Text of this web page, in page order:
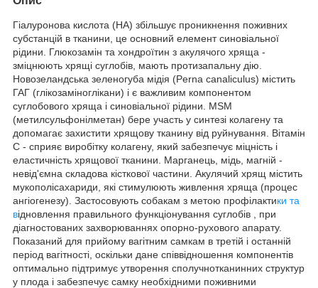
Гіалуронова кислота (HA) збільшує проникнення поживних
субстанцій в тканини, це основний елемент синовіальної
рідини. Глюкозамін та хондроїтин з акулячого хряща -
зміцнюють хрящі суглобів, мають протизапальну дію.
Новозеландська зеленогуба мідія (Perna canaliculus) містить
ГАГ (глікозаміноглікани) і є важливим компонентом
суглобового хряща і синовіальної рідини. MSM
(метилсульфонілметан) бере участь у синтезі колагену та
допомагає захистити хрящову тканину від руйнування. Вітамін
С - сприяє виробітку колагену, який забезпечує міцність і
еластичність хрящової тканини. Марганець, мідь, магній -
невід'ємна складова кісткової частини. Акулячий хрящ містить
мукополісахариди, які стимулюють живлення хряща (процес
ангіогенезу). Застосовують собакам з метою профілактики та
відновлення правильного функціонування суглобів , при
діагностованих захворюваннях опорно-рухового апарату.
Показаний для прийому вагітним самкам в третій і останній
період вагітності, оскільки дане співвідношення компонентів
оптимально підтримує утворення сполучнотканинних структур
у плода і забезпечує самку необхідними поживними